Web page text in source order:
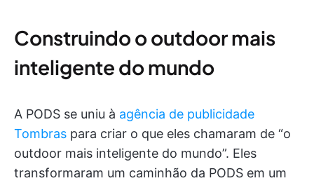
Construindo o outdoor mais
inteligente do mundo
A PODS se uniu à agência de publicidade
Tombras para criar o que eles chamaram de “o
outdoor mais inteligente do mundo”. Eles
transformaram um caminhão da PODS em um